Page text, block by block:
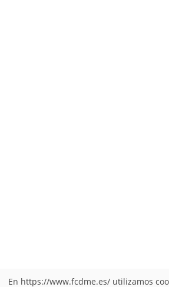
En https://www.fcdme.es/ utilizamos